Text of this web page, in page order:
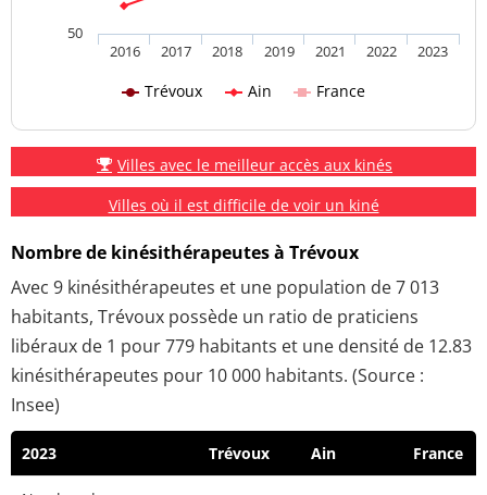
Trévoux Ain France
2016 2017 2018 2019 2021 2022 2023
50
Villes avec le meilleur accès aux kinés
Villes où il est difficile de voir un kiné
Nombre de kinésithérapeutes à Trévoux
Avec 9 kinésithérapeutes et une population de 7 013
habitants, Trévoux possède un ratio de praticiens
libéraux de 1 pour 779 habitants et une densité de 12.83
kinésithérapeutes pour 10 000 habitants. (Source :
Insee)
2023 Trévoux Ain France